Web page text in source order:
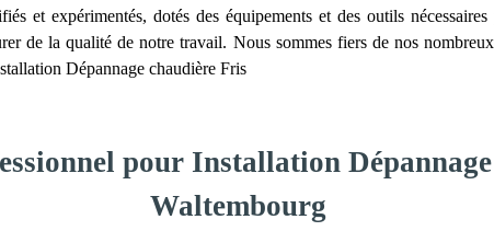
et expérimentés, dotés des équipements et des outils
de la qualité de notre travail. Nous sommes fiers de nos
Dépannage chaudière Fris
pour Installation
Waltembourg